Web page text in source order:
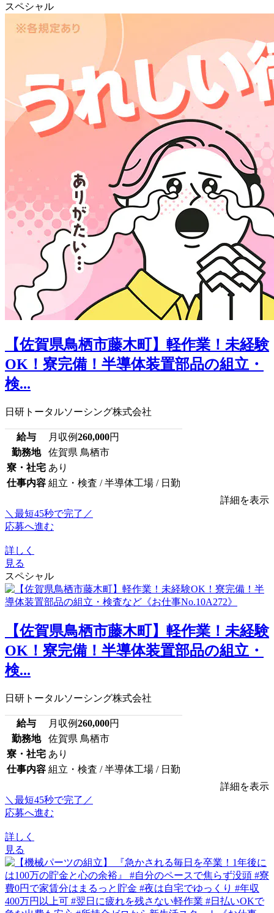
スペシャル
【佐賀県鳥栖市藤木町】軽作業！未経験
OK！寮完備！半導体装置部品の組立・
検...
日研トータルソーシング株式会社
給与 月収例260,000円
勤務地
佐賀県 鳥栖市
寮・社宅 あり
仕事内容 組立・検査 / 半導体工場 / 日勤
詳細を表示
＼最短45秒で完了／
応募へ進む
詳しく
見る
スペシャル
【佐賀県鳥栖市藤木町】軽作業！未経験
OK！寮完備！半導体装置部品の組立・
検...
日研トータルソーシング株式会社
給与 月収例260,000円
勤務地
佐賀県 鳥栖市
寮・社宅 あり
仕事内容 組立・検査 / 半導体工場 / 日勤
詳細を表示
＼最短45秒で完了／
応募へ進む
詳しく
見る